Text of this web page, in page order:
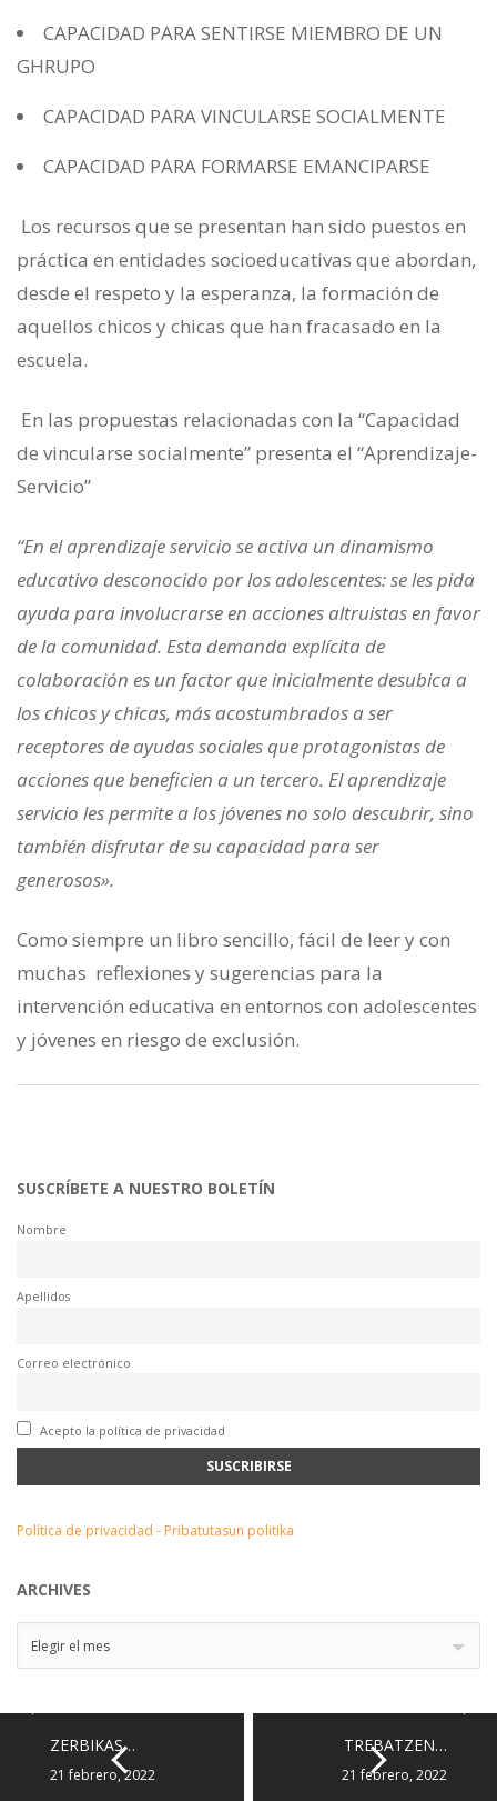
CAPACIDAD PARA SENTIRSE MIEMBRO DE UN
GHRUPO
CAPACIDAD PARA VINCULARSE SOCIALMENTE
CAPACIDAD PARA FORMARSE EMANCIPARSE
Los recursos que se presentan han sido puestos en
práctica en entidades socioeducativas que abordan,
desde el respeto y la esperanza, la formación de
aquellos chicos y chicas que han fracasado en la
escuela.
En las propuestas relacionadas con la “Capacidad
de vincularse socialmente” presenta el “Aprendizaje-
Servicio”
“En el aprendizaje servicio se activa un dinamismo
educativo desconoci­do por los adolescentes: se les pida
ayuda para involucrarse en acciones al­truistas en favor
de la comunidad. Esta demanda explícita de
colaboración es un factor que inicialmente desubica a
los chicos y chicas, más acostum­brados a ser
receptores de ayudas sociales que protagonistas de
acciones que beneficien a un tercero. El aprendizaje
servicio les permite a los jóvenes no solo descubrir, sino
también disfrutar de su capacidad para ser
generosos».
Como siempre un libro sencillo, fácil de leer y con
muchas reflexiones y sugerencias para la
intervención educativa en entornos con adolescentes
y jóvenes en riesgo de exclusión.
SUSCRÍBETE A NUESTRO BOLETÍN
Nombre
Apellidos
Correo electrónico
Acepto la política de privacidad
Política de privacidad - Pribatutasun politika
ARCHIVES
Elegir el mes
ZERBIKAS…
21 febrero, 2022
TREBATZEN…
21 febrero, 2022